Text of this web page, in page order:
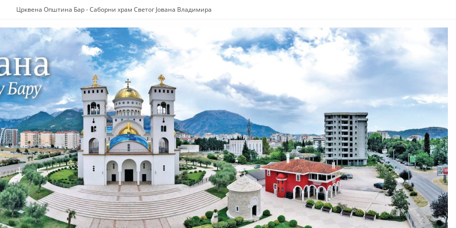
Црквена Општина Бар - Саборни храм Светог Јована Владимира